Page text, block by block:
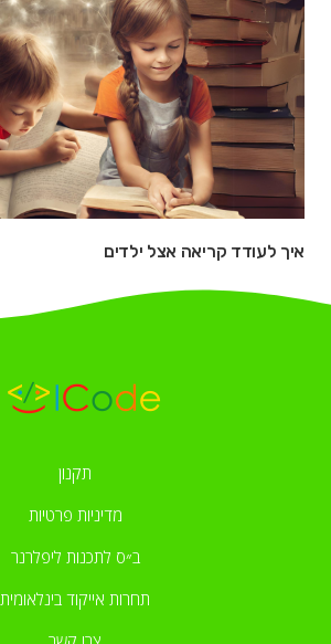
איך לעודד קריאה אצל ילדים
תקנון
מדיניות פרטיות
ב״ס לתכנות ליפלרנר
תחרות אייקוד בינלאומית